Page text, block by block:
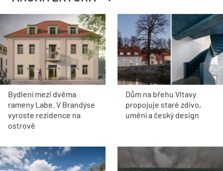
Bydlení mezi dvěma
rameny Labe. V Brandýse
vyroste rezidence na
ostrově
Dům na břehu Vltavy
propojuje staré zdivo,
umění a český design